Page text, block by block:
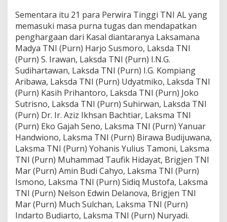
Sementara itu 21 para Perwira Tinggi TNI AL yang
memasuki masa purna tugas dan mendapatkan
penghargaan dari Kasal diantaranya Laksamana
Madya TNI (Purn) Harjo Susmoro, Laksda TNI
(Purn) S. Irawan, Laksda TNI (Purn) I.N.G.
Sudihartawan, Laksda TNI (Purn) I.G. Kompiang
Aribawa, Laksda TNI (Purn) Udyatmiko, Laksda TNI
(Purn) Kasih Prihantoro, Laksda TNI (Purn) Joko
Sutrisno, Laksda TNI (Purn) Suhirwan, Laksda TNI
(Purn) Dr. Ir. Aziz Ikhsan Bachtiar, Laksma TNI
(Purn) Eko Gajah Seno, Laksma TNI (Purn) Yanuar
Handwiono, Laksma TNI (Purn) Birawa Budijuwana,
Laksma TNI (Purn) Yohanis Yulius Tamoni, Laksma
TNI (Purn) Muhammad Taufik Hidayat, Brigjen TNI
Mar (Purn) Amin Budi Cahyo, Laksma TNI (Purn)
Ismono, Laksma TNI (Purn) Sidiq Mustofa, Laksma
TNI (Purn) Nelson Edwin Delanova, Brigjen TNI
Mar (Purn) Much Sulchan, Laksma TNI (Purn)
Indarto Budiarto, Laksma TNI (Purn) Nuryadi.